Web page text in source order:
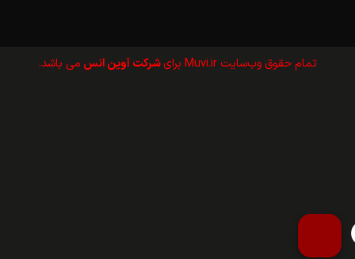
تمام حقوق وب‌سايت Muvi.ir برای شرکت آوین انس می باشد.